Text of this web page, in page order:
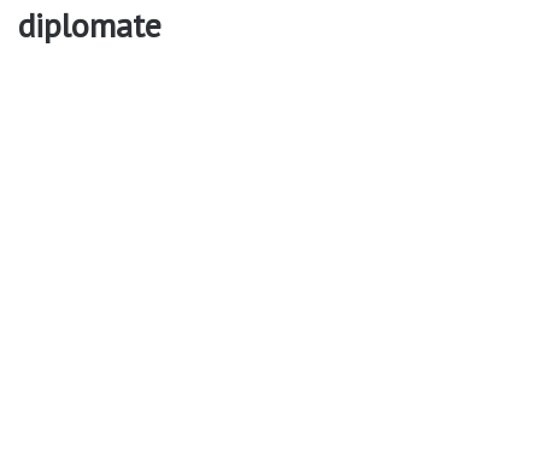
diplomate